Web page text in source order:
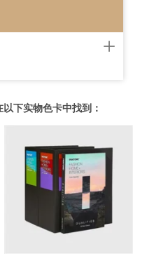
下实物色卡中找到：